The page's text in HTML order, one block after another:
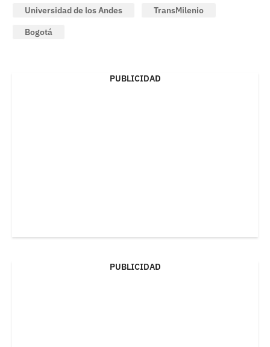
Universidad de los Andes
TransMilenio
Bogotá
PUBLICIDAD
PUBLICIDAD